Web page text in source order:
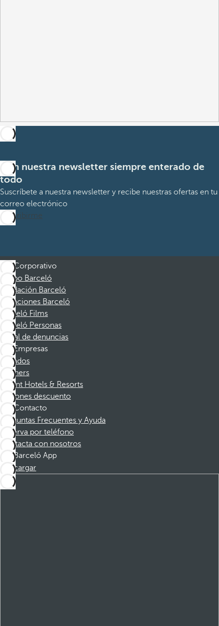
Con nuestra newsletter siempre enterado de
todo
Suscríbete a nuestra newsletter y recibe nuestras ofertas en tu
correo electrónico
Suscribirme
Corporativo
Grupo Barceló
Fundación Barceló
Vacaciones Barceló
Barceló Films
Barceló Personas
Canal de denuncias
Empresas
Afiliados
Partners
Dorint Hotels & Resorts
Cupones descuento
Contacto
Preguntas Frecuentes y Ayuda
Reserva por teléfono
Contacta con nosotros
Barceló App
Descargar